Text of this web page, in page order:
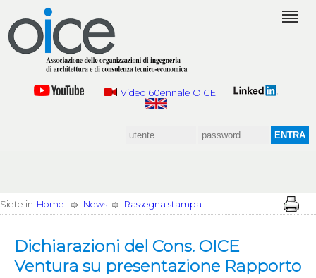
Video 60ennale OICE
Siete in Home News Rassegna stampa
Dichiarazioni del Cons. OICE
Ventura su presentazione Rapporto